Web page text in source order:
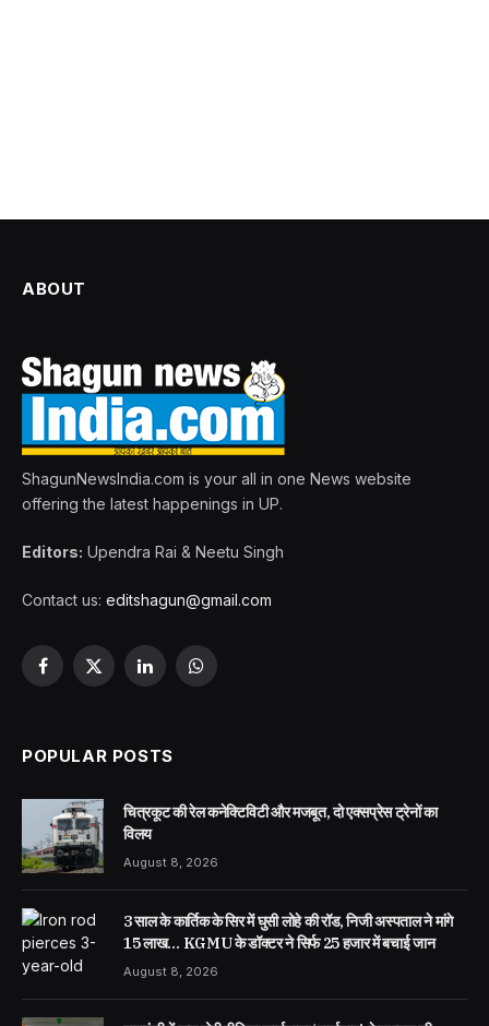
ABOUT
ShagunNewsIndia.com is your all in one News website
offering the latest happenings in UP.
Editors: Upendra Rai & Neetu Singh
Contact us: editshagun@gmail.com
Facebook
X
LinkedInWhatsApp
POPULAR POSTS
चित्रकूट की रेल कनेक्टिविटी और मजबूत, दो एक्सप्रेस ट्रेनों का
विलय
August 8, 2026
3 साल के कार्तिक के सिर में घुसी लोहे की रॉड, निजी अस्पताल ने मांगे
15 लाख… KGMU के डॉक्टर ने सिर्फ 25 हजार में बचाई जान
August 8, 2026